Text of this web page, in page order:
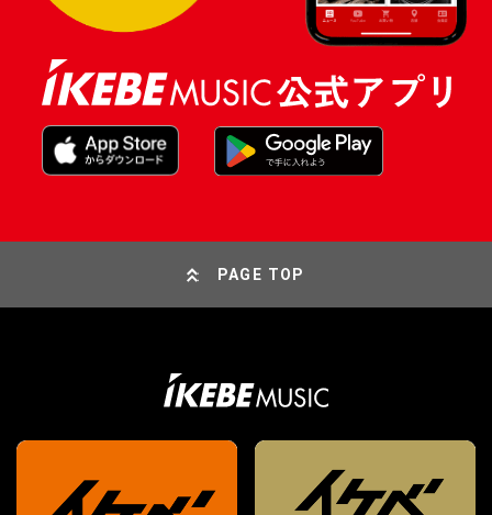
PAGE TOP